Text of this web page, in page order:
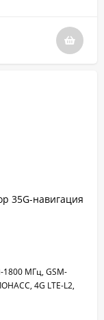
35G-навигация
1800 МГц, GSM-
4G LTE-L2,